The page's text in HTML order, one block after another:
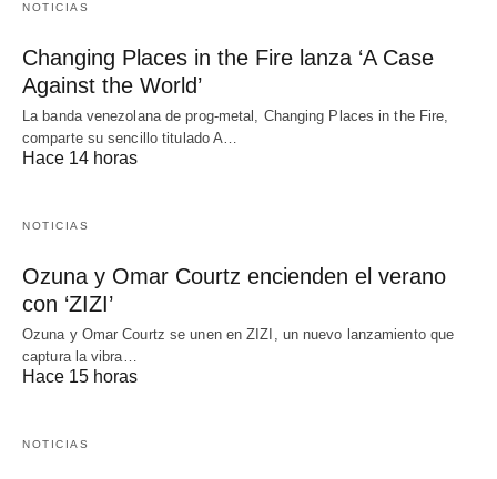
NOTICIAS
Changing Places in the Fire lanza ‘A Case
Against the World’
La banda venezolana de prog-metal, Changing Places in the Fire,
comparte su sencillo titulado A…
Hace 14 horas
NOTICIAS
Ozuna y Omar Courtz encienden el verano
con ‘ZIZI’
Ozuna y Omar Courtz se unen en ZIZI, un nuevo lanzamiento que
captura la vibra…
Hace 15 horas
NOTICIAS